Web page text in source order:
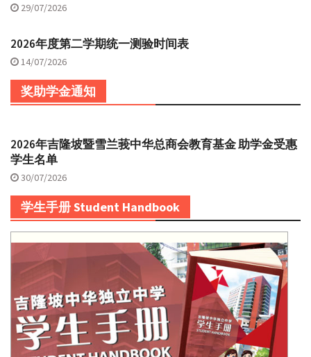
29/07/2026
2026年度第二学期统一测验时间表
14/07/2026
奖助学金通知
2026年吉隆坡暨雪兰莪中华总商会教育基金 助学金受惠
学生名单
30/07/2026
学生手册 Student Handbook